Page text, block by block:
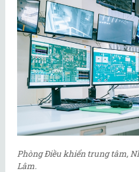
Phòng Điều khiển trung tâm,
Lâm.